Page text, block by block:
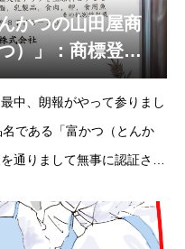
かつの山田屋商
）」：商標登録
中、朗報がやって参りまし
である「富かつ（とんか
通りまして無事に認証され